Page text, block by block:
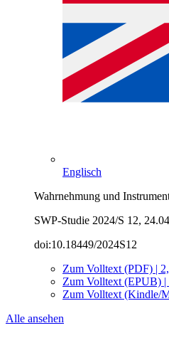
Englisch
Wahrnehmung und
SWP-Studie 2024/S 12,
doi:10.18449/2024S12
Zum Volltext (PDF) |
Zum Volltext (EPUB)
Zum Volltext (Kindle/
Alle ansehen